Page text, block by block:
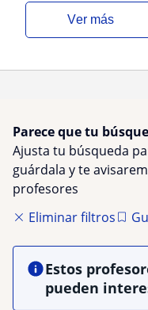
ver más
Parece que tu
Ajusta tu búsqueda
guárdala y te
profesores
Eliminar filtros
Estos
pueden